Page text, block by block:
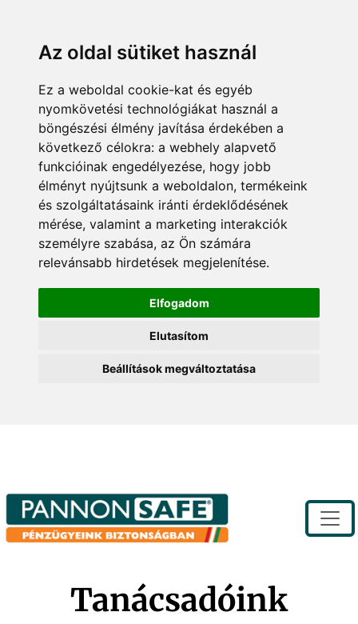
Az oldal sütiket használ
Ez a weboldal cookie-kat és egyéb
nyomkövetési technológiákat használ a
böngészési élmény javítása érdekében a
következő célokra: a webhely alapvető
funkcióinak engedélyezése, hogy jobb
élményt nyújtsunk a weboldalon, termékeink
és szolgáltatásaink iránti érdeklődésének
mérése, valamint a marketing interakciók
személyre szabása, az Ön számára
relevánsabb hirdetések megjelenítése.
Elfogadom
Elutasítom
Beállítások megváltoztatása
+36 70 380 8334 info@pannonsafe.hu
Tanácsadóink